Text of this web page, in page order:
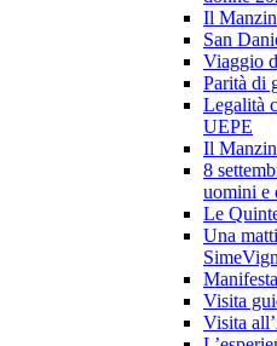
Il
San
Viaggio
Parità di
Legalità
UEPE
Il
8
uomini e
Le
Una
Visita
Visita